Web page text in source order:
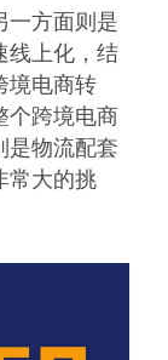
一方面则是
线上化，结
境电商转
个跨境电商
是物流配套
常大的挑